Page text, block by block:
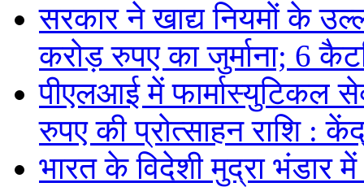
सरकार ने खाद्य नियमों के
करोड़ रुपए का जुर्माना; 6
पीएलआई में फार्मास्युटिकल
रुपए की प्रोत्साहन राशि :
भारत के विदेशी मुद्रा भंडार